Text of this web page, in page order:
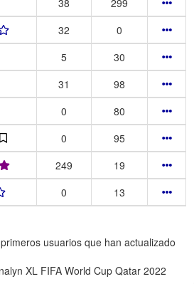
32
0
5
30
31
98
0
80
0
95
249
19
0 13
usuarios que han actualizado
XL FIFA World Cup Qatar 2022